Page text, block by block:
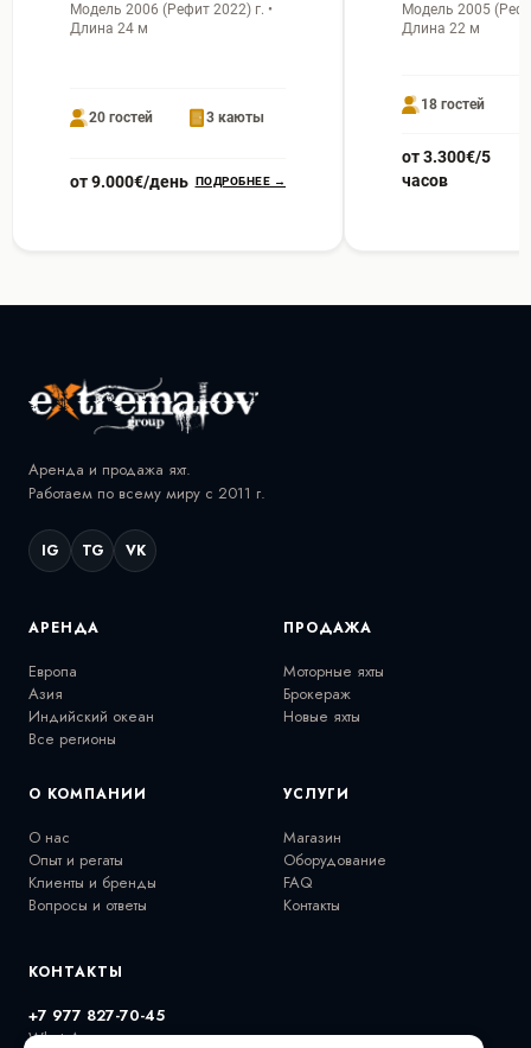
Модель 2006 (Рефит 2022) г. •
Длина 24 м
20 гостей 3 каюты
от 9.000€/день ПОДРОБНЕЕ →
Модель 2005
Длина 22 м
18 гостей
от 3.300€/5
часов
Аренда и продажа яхт.
Работаем по всему миру с 2011 г.
IG TG VK
АРЕНДА
Европа
Азия
Индийский океан
Все регионы
ПРОДАЖА
Моторные яхты
Брокераж
Новые яхты
О КОМПАНИИ
О нас
Опыт и регаты
Клиенты и бренды
Вопросы и ответы
УСЛУГИ
Магазин
Оборудование
FAQ
Контакты
КОНТАКТЫ
+7 977 827-70-45
WhatsApp